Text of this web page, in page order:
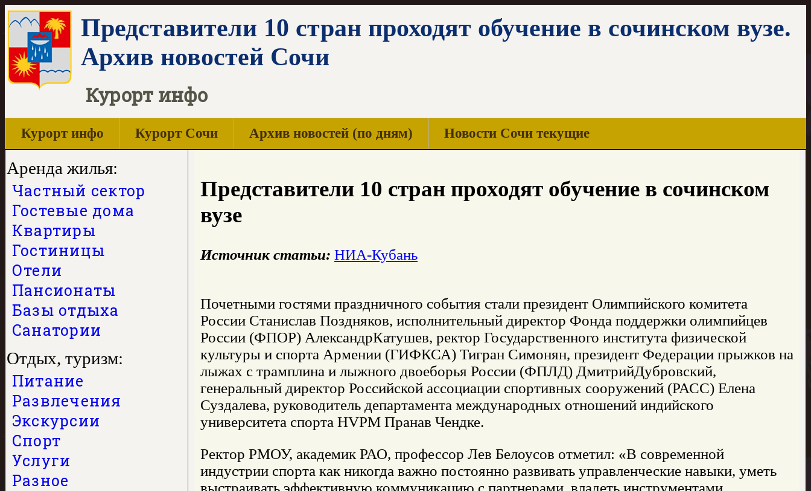
Представители 10 стран проходят обучение в сочинском вузе.
Архив новостей Сочи
Курорт инфо
Курорт инфо Курорт Сочи Архив новостей (по дням) Новости Сочи текущие
Аренда жилья:
Частный сектор
Гостевые дома
Квартиры
Гостиницы
Отели
Пансионаты
Базы отдыха
Санатории
Отдых, туризм:
Питание
Развлечения
Экскурсии
Спорт
Услуги
Разное
Представители 10 стран проходят обучение в сочинском
вузе
Источник статьи: НИА-Кубань
Почетными гостями праздничного события стали президент Олимпийского комитета
России Станислав Поздняков, исполнительный директор Фонда поддержки олимпийцев
России (ФПОР) АлександрКатушев, ректор Государственного института физической
культуры и спорта Армении (ГИФКСА) Тигран Симонян, президент Федерации прыжков на
лыжах с трамплина и лыжного двоеборья России (ФПЛД) ДмитрийДубровский,
генеральный директор Российской ассоциации спортивных сооружений (РАСС) Елена
Суздалева, руководитель департамента международных отношений индийского
университета спорта HVPM Пранав Чендке.
Ректор РМОУ, академик РАО, профессор Лев Белоусов отметил: «В современной
индустрии спорта как никогда важно постоянно развивать управленческие навыки, уметь
выстраивать эффективную коммуникацию с партнерами, владеть инструментами